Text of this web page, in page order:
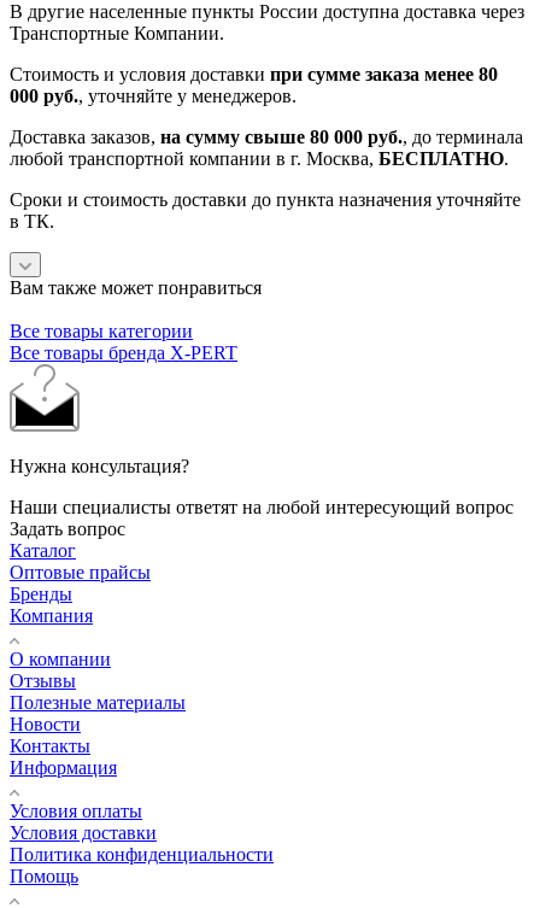
В другие населенные пункты России доступна доставка через
Транспортные Компании.
Стоимость и условия доставки при сумме заказа менее 80
000 руб., уточняйте у менеджеров.
Доставка заказов, на сумму свыше 80 000 руб., до терминала
любой транспортной компании в г. Москва, БЕСПЛАТНО.
Сроки и стоимость доставки до пункта назначения уточняйте
в ТК.
Вам также может понравиться
Все товары категории
Все товары бренда X-PERT
Нужна консультация?
Наши специалисты ответят на любой интересующий вопрос
Задать вопрос
Каталог
Оптовые прайсы
Бренды
Компания
О компании
Отзывы
Полезные материалы
Новости
Контакты
Информация
Условия оплаты
Условия доставки
Политика конфиденциальности
Помощь